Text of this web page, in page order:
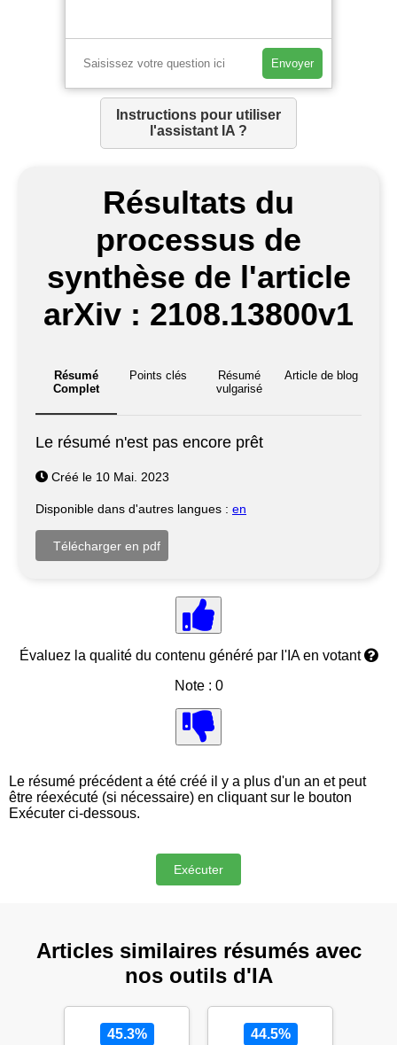
Envoyer
Instructions pour utiliser
l'assistant IA ?
Résultats du
processus de
synthèse de l'article
arXiv : 2108.13800v1
Résumé
Complet
Points clés
Résumé
vulgarisé
Article de blog
Le résumé n'est pas encore prêt
Créé le 10 Mai. 2023
Disponible dans d'autres langues : en
Évaluez la qualité du contenu généré par l'IA en votant
Note : 0
Le résumé précédent a été créé il y a plus d'un an et peut
être réexécuté (si nécessaire) en cliquant sur le bouton
Exécuter ci-dessous.
Articles similaires résumés avec
nos outils d'IA
45.3% 44.5%